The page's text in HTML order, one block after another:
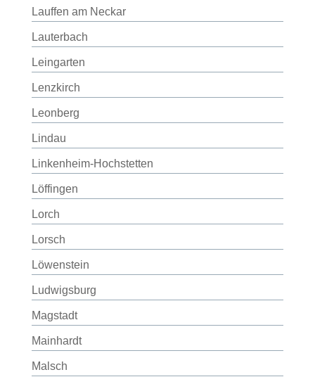
Lauffen am Neckar
Lauterbach
Leingarten
Lenzkirch
Leonberg
Lindau
Linkenheim-Hochstetten
Löffingen
Lorch
Lorsch
Löwenstein
Ludwigsburg
Magstadt
Mainhardt
Malsch